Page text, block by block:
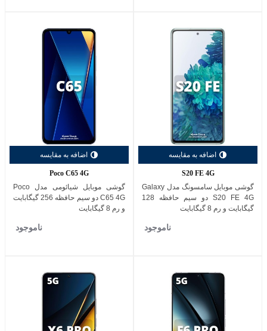
اضافه به مقایسه
S20 FE 4G
گوشی موبایل سامسونگ مدل Galaxy
S20 FE 4G دو سیم حافظه 128
گیگابایت و رم 8 گیگابایت
ناموجود
اضافه به مقایسه
Poco C65 4G
گوشی موبایل شیائومی مدل Poco
C65 4G دو سیم حافظه 256 گیگابایت
و رم 8 گیگابایت
ناموجود